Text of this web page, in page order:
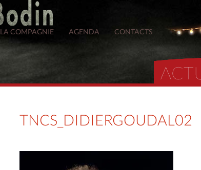
LA COMPAGNIE AGENDA CONTACTS
TNCS_DIDIERGOUDAL02